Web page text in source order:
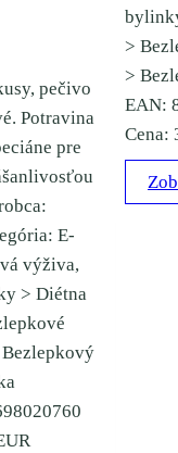
pečivo
Potravina
pre
E-
výživa,
> Diétna
>
>
EAN:
Cena: